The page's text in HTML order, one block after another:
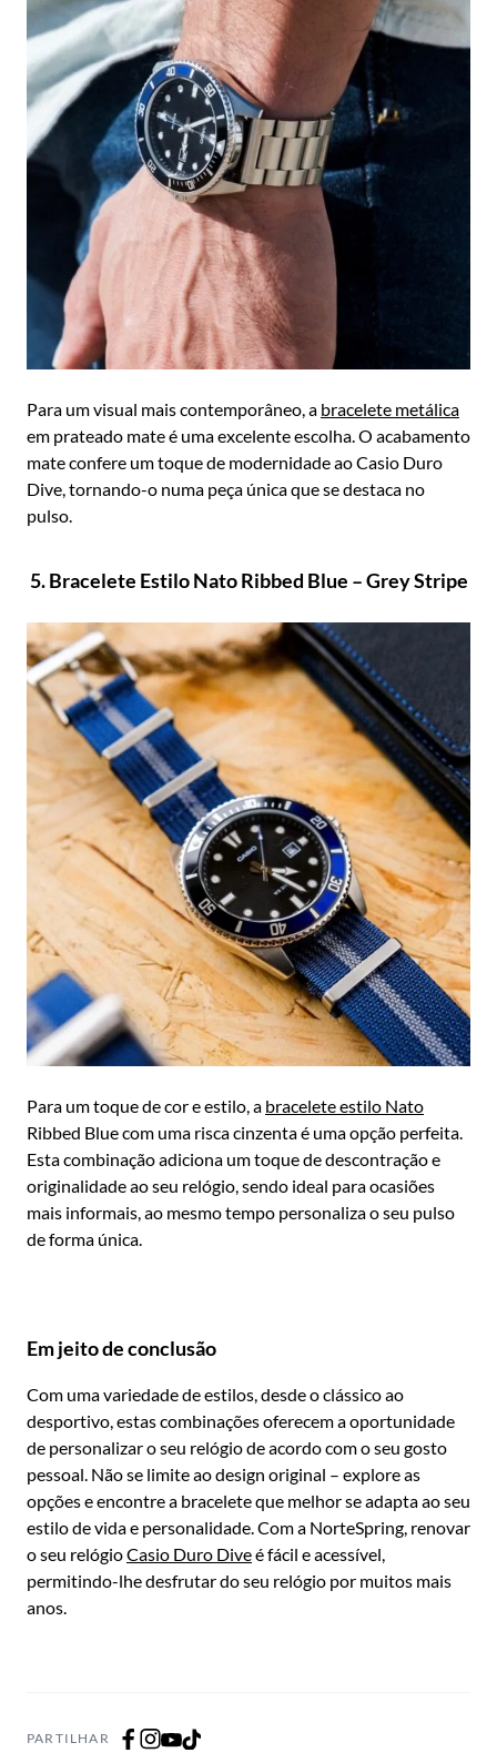
Para um visual mais contemporâneo, a bracelete metálica
em prateado mate é uma excelente escolha. O acabamento
mate confere um toque de modernidade ao Casio Duro
Dive, tornando-o numa peça única que se destaca no
pulso.
5. Bracelete Estilo Nato Ribbed Blue – Grey Stripe
Para um toque de cor e estilo, a bracelete estilo Nato
Ribbed Blue com uma risca cinzenta é uma opção perfeita.
Esta combinação adiciona um toque de descontração e
originalidade ao seu relógio, sendo ideal para ocasiões
mais informais, ao mesmo tempo personaliza o seu pulso
de forma única.
Em jeito de conclusão
Com uma variedade de estilos, desde o clássico ao
desportivo, estas combinações oferecem a oportunidade
de personalizar o seu relógio de acordo com o seu gosto
pessoal. Não se limite ao design original – explore as
opções e encontre a bracelete que melhor se adapta ao seu
estilo de vida e personalidade. Com a NorteSpring, renovar
o seu relógioCasio Duro Diveé fácil e acessível,
permitindo-lhe desfrutar do seu relógio por muitos mais
anos.
PARTILHAR